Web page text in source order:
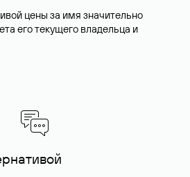
цены за имя значительно
его текущего владельца и